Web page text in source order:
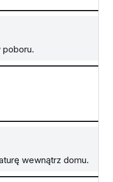
wewnątrz domu.